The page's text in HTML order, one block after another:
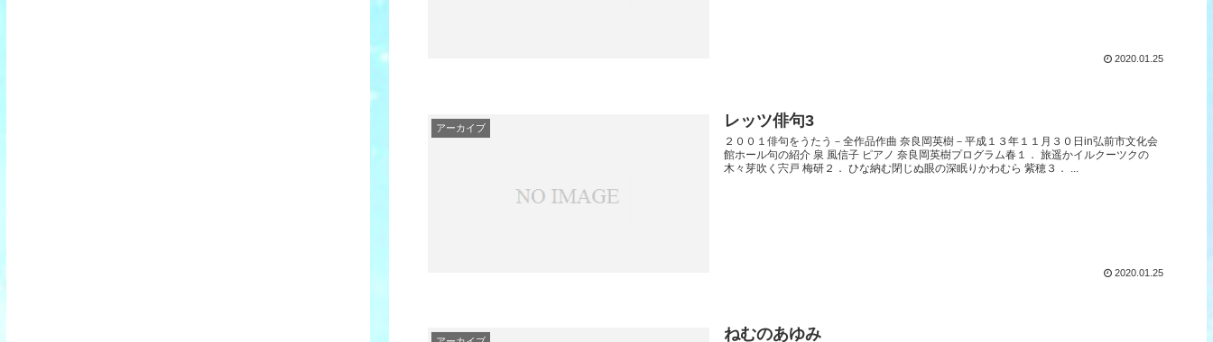
2020.01.25
アーカイブ レッツ俳句3
２００１俳句をうたう－全作品作曲 奈良岡英樹－平成１３年１１月３０日in弘前市文化会
館ホール句の紹介 泉 風信子 ピアノ 奈良岡英樹プログラム春１． 旅遥かイルクーツクの
木々芽吹く宍戸 梅研２． ひな納む閉じぬ眼の深眠りかわむら 紫穂３． ...
2020.01.25
ねむのあゆみ